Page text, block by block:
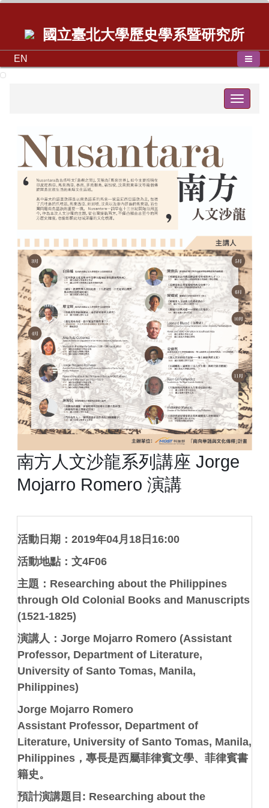
國立臺北大學歷史學系暨研究所
EN
Toggle
南方人文沙龍系列講座 Jorge
Mojarro Romero 演講
活動日期： 2019年04月 18日 16:00
活動地點：文4F06
主題： Researching about the Philippines
through Old Colonial Books and Manuscripts
(1521-1825)
演講人： Jorge Mojarro Romero (Assistant
Professor, Department of Literature,
University of Santo Tomas, Manila,
Philippines)
Jorge Mojarro Romero
Assistant Professor, Department of
Literature, University of Santo Tomas, Manila,
Philippines，專長是西屬菲律賓文學、菲律賓書
籍史。
預計演講題目 : Researching about the